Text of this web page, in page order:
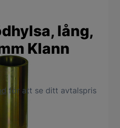
lång,
Klann
för att se ditt avtalspris